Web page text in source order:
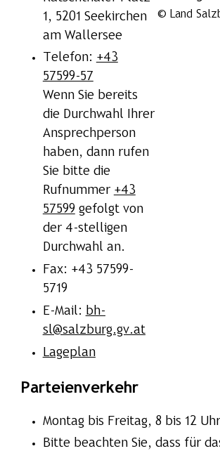
© Land
1, 5201 Seekirchen
am Wallersee
Telefon: +43
57599-57
Wenn Sie bereits
die Durchwahl Ihrer
Ansprechperson
haben, dann rufen
Sie bitte die
Rufnummer +43
57599gefolgt von
der 4-stelligen
Durchwahl an.
Fax: +43 57599-
5719
E-Mail: bh-
sl@salzburg.gv.at
Lageplan
Parteienverkehr
Montag bis Freitag, 8 bis 12 Uhr
Bitte beachten Sie, dass für